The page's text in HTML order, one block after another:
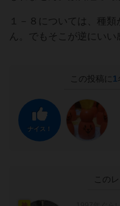
１－８については、種
ん。でもそこが逆にいい
この投稿に 1
ナイス！
この